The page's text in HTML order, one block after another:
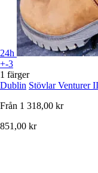
24h
+-3
1 färger
Dublin Stövlar Venturer
Från 1 318,00 kr
851,00 kr